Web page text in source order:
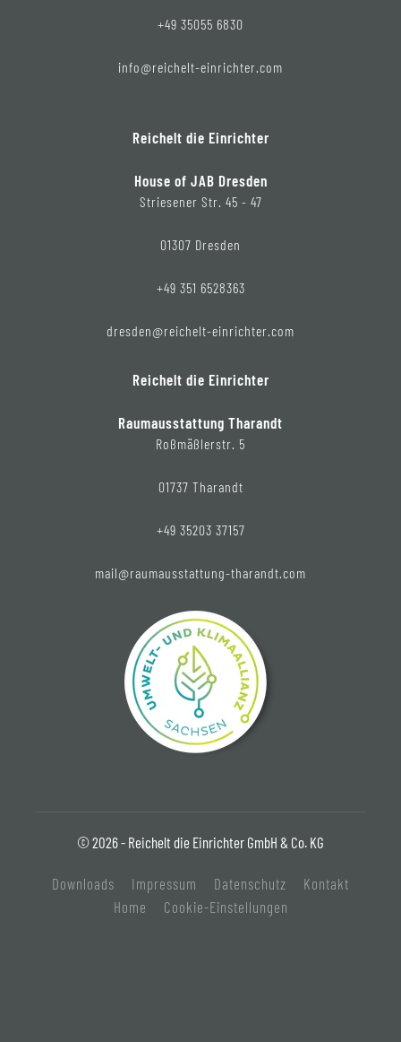
+49 35055 6830
info@reichelt-einrichter.com
Reichelt die Einrichter
House of JAB Dresden
Striesener Str. 45 - 47
01307 Dresden
+49 351 6528363
dresden@reichelt-einrichter.com
Reichelt die Einrichter
Raumausstattung Tharandt
Roßmäßlerstr. 5
01737 Tharandt
+49 35203 37157
mail@raumausstattung-tharandt.com
© 2026 - Reichelt die Einrichter GmbH & Co. KG
Downloads Impressum Datenschutz
Kontakt
Home
Cookie-Einstellungen